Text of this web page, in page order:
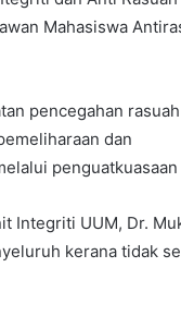
Mahasiswa
pencegahan
dan
Integriti UUM, Dr.
kerana tidak